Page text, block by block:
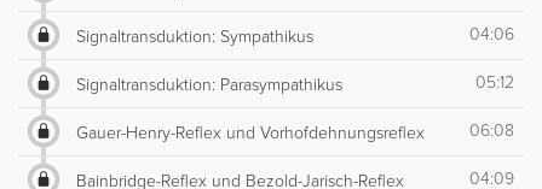
Signaltransduktion: Sympathikus 04:06
Signaltransduktion: Parasympathikus 05:12
Gauer-Henry-Reflex und Vorhofdehnungsreflex 06:08
Bainbridge-Reflex und Bezold-Jarisch-Reflex 04:09